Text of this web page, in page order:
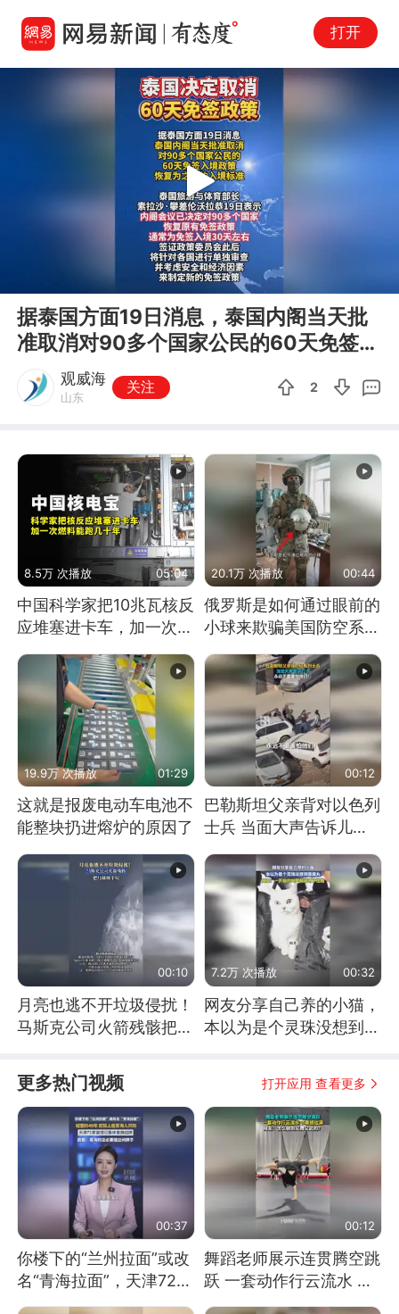
打开
Play
据泰国方面19日消息，泰国内阁当天批
准取消对90多个国家公民的60天免签入
境政策，恢复为之前的入境标...
观威海
山东
关注 2
8.5万 次播放 05:04
中国科学家把10兆瓦核反
应堆塞进卡车，加一次燃
料能跑几十年
20.1万 次播放 00:44
俄罗斯是如何通过眼前的
小球来欺骗美国防空系统
的
19.9万 次播放 01:29
这就是报废电动车电池不
能整块扔进熔炉的原因了
00:12
巴勒斯坦父亲背对以色列
士兵 当面大声告诉儿
00:10
月亮也逃不开垃圾侵扰！
马斯克公司火箭残骸把月
7.2万 次播放 00:32
网友分享自己养的小猫，
本以为是个灵珠没想到是
更多热门视频 打开应用 查看更多
00:37
你楼下的“兰州拉面”或改
名“青海拉面”，天津72家
面馆已集体更换招牌
00:12
舞蹈老师展示连贯腾空跳
跃 一套动作行云流水 节
奏感拉满 网友：怎么做